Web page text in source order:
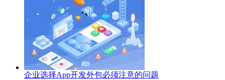
企业选择App开发外包必须注意的问题